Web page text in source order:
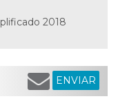
2018
ENVIAR